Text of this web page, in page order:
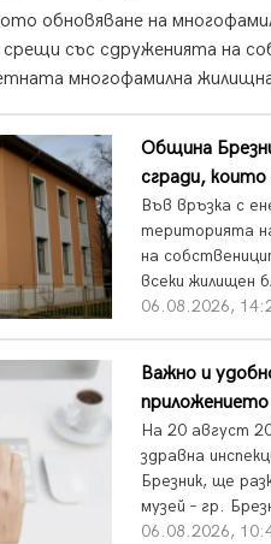
обновяване на
срещи със сдруженията на
многофамилна
Община
сгради,
Във връзка с
територията
на
всеки жилищен
06.08.2026,
Важно и
На 20 август
здравна
Брезник, ще
музей – гр.
06.08.2026,